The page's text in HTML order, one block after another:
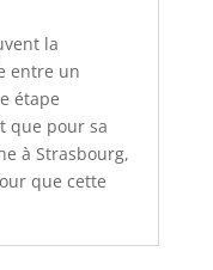
la
entre un
étape
que pour sa
à Strasbourg,
que cette